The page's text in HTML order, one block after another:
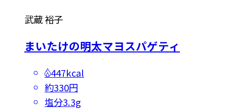
武蔵 裕子
まいたけの明太マヨスパゲティ
447kcal
約330円
塩分3.3g